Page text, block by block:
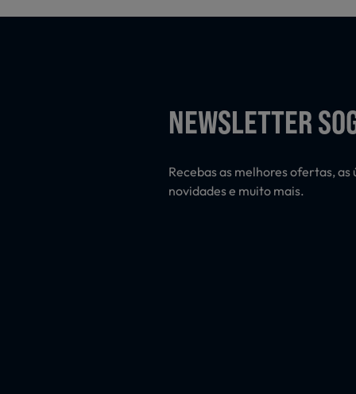
NEWSLETTER
Recebas as melhores ofertas, as
novidades e muito mais.